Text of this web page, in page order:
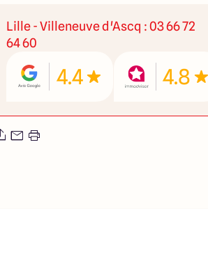
Lille - Villeneuve d'Ascq : 03 66 72
64 60
4.4 4.8